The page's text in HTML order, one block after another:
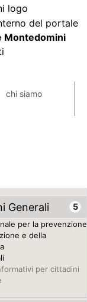
Montedomini
chi siamo
5
Generali
per la prevenzione
e della
per cittadini